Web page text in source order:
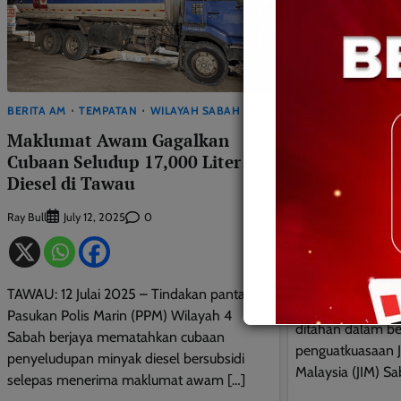
BERITA AM TEMPATAN WILAYAH SABAH
Maklumat Awam Gagalkan
Cubaan Seludup 17,000 Liter
Diesel di Tawau
Ray Bull July 12, 2025 0
TAWAU: 12 Julai 2025 – Tindakan pantas
Pasukan Polis Marin (PPM) Wilayah 4
Sabah berjaya mematahkan cubaan
penyeludupan minyak diesel bersubsidi
selepas menerima maklumat awam […]
JIM Sabah
empat
KOTA
91 Pendatang
ditahan dalam
penguatkuasaan
Malaysia (JIM)